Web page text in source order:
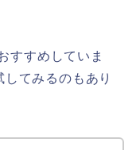
すすめしていま
てみるのもあり